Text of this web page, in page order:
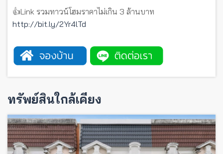
👍Link รวมทาวน์โฮมราคาไม่เกิน 3 ล้านบาท
http://bit.ly/2Yr4lTd
ทรัพย์สินใกล้เคียง